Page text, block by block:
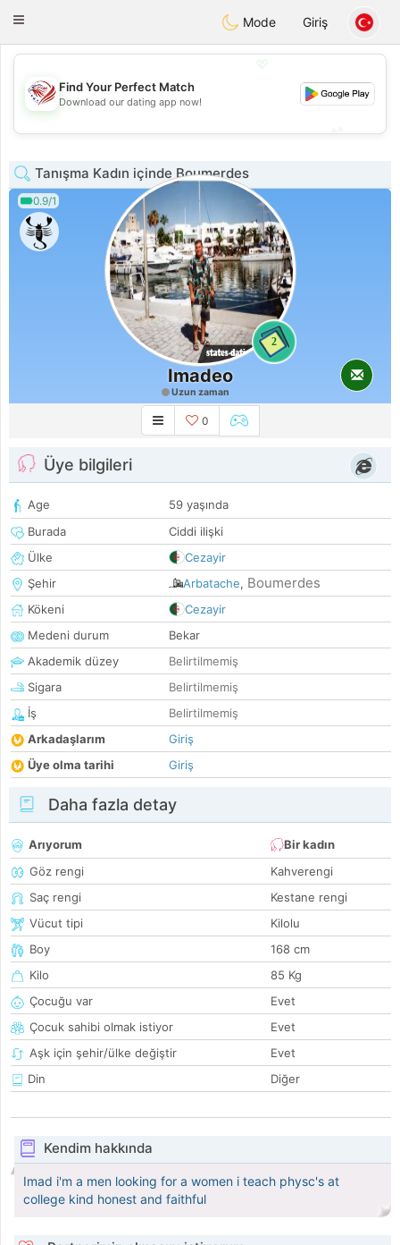
Dating
Toggle
Mode Giriş
💖
💕
Find Your Perfect Match
Download our dating app now!
Tanışma Kadın içinde Boumerdes
0.9/1
2
Imadeo
Uzun zaman
0
Üye bilgileri
Age
59 yaşında
Burada
Ciddi ilişki
Ülke
Cezayir
Şehir
Arbatache, Boumerdes
Kökeni
Cezayir
Medeni durum
Bekar
Akademik düzey
Belirtilmemiş
Sigara
Belirtilmemiş
İş
Belirtilmemiş
Arkadaşlarım
Giriş
Üye olma tarihi
Giriş
Daha fazla detay
Arıyorum
Bir kadın
Göz rengi
Kahverengi
Saç rengi
Kestane rengi
Vücut tipi
Kilolu
Boy
168 cm
Kilo
85 Kg
Çocuğu var
Evet
Çocuk sahibi olmak istiyor
Evet
Aşk için şehir/ülke değiştir
Evet
Din
Diğer
Kendim hakkında
Imad i'm a men looking for a women i teach physc's at
college kind honest and faithful